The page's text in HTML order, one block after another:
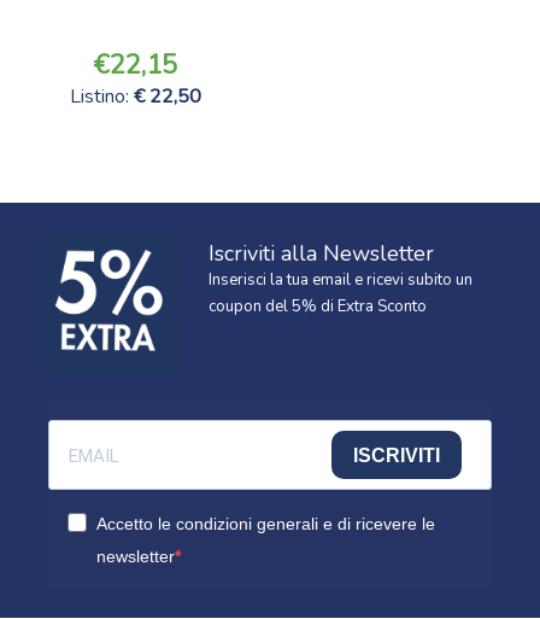
22,15
Listino: 22,50
Iscriviti alla Newsletter
Inserisci la tua email e ricevi subito un
coupon del 5% di Extra Sconto
ISCRIVITI
Accetto le condizioni generali e di ricevere le
newsletter